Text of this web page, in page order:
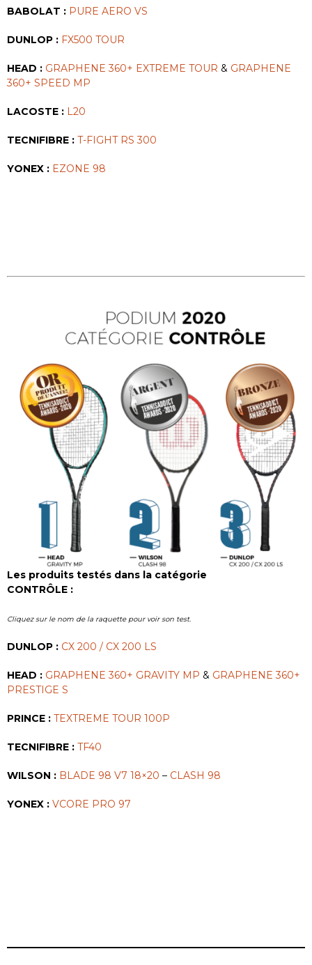
BABOLAT : PURE AERO VS
DUNLOP : FX500 TOUR
HEAD : GRAPHENE 360+ EXTREME TOUR & GRAPHENE
360+ SPEED MP
LACOSTE : L20
TECNIFIBRE : T-FIGHT RS 300
YONEX : EZONE 98
Les produits testés dans la catégorie
CONTRÔLE :
Cliquez sur le nom de la raquette pour voir son test.
DUNLOP : CX 200 / CX 200 LS
HEAD : GRAPHENE 360+ GRAVITY MP & GRAPHENE 360+
PRESTIGE S
PRINCE : TEXTREME TOUR 100P
TECNIFIBRE : TF40
WILSON : BLADE 98 V7 18×20 – CLASH 98
YONEX : VCORE PRO 97